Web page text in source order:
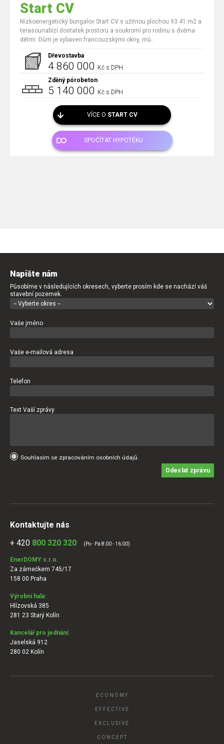
Start CV
Nízkoenergetický bungalov Start CV s užitnou plochou 93.41 m2 a
terasounabízí dostatek prostoru a soukromí pro rodinu s dvěma
dětmi. Dům je vybaven francouzskými okny, mů..
Dřevostavba
4 860 000 Kč s DPH
Zděný pórobeton
5 140 000 Kč s DPH
VÍCE O START CV
SPOČÍTAT HYPOTÉKU
Napište nám
Působíme v následujících okresech, vyberte prosím kde se nachází váš
stavební pozemek.
Vaše jméno
Vaše e-mailová adresa
Telefon
Text Vaší zprávy
Souhlasím se zpracováním osobních údajů.
Odeslat zprávu
Kontaktujte nás
+ 420 800 320 320 (Po - Pá 8:00 - 16:00)
EnerDOMY s.r.o.
Za zámečkem 745/17
158 00 Praha
Výrobní hala:
Hlízovská 385
281 23 Starý Kolín
Kancelář pro jednání:
Jaselská 912
280 02 Kolín
ECONOMY
EFFECTIVE
EXCLUSIVE
CONCEPT